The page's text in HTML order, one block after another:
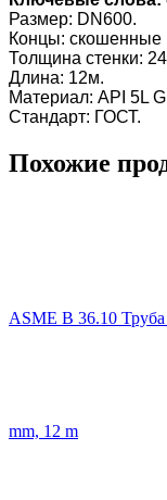
Размер: DN600.
Концы: скошенные
Толщина стенки:
Длина: 12м.
Материал: API 5L
Стандарт: ГОСТ.
Похожие
ASME B 36.10
mm, 12 m